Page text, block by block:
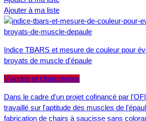
Ajouter à ma liste
Indice TBARS et mesure de couleur pour
broyats de muscle d'épaule
Viandes et charcuteries
Dans le cadre d'un projet cofinancé par
travaillé sur l'aptitude des muscles de
fabrication de chairs à saucisse sans